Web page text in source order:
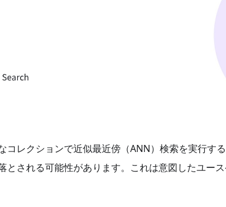
コレクションで近似最近傍（ANN）検索を実行す
とされる可能性があります。これは意図したユー